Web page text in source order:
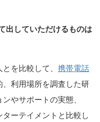
出していただけるものは
を比較して、 携帯電話
利用場所を調査した研
やサポートの実態、
ーテイメントと比較し